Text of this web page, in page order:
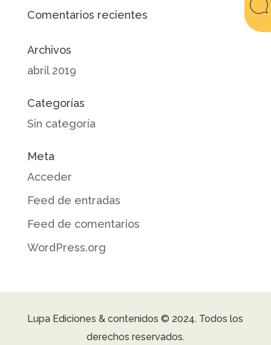
Comentarios recientes
Archivos
abril 2019
Categorías
Sin categoría
Meta
Acceder
Feed de entradas
Feed de comentarios
WordPress.org
Lupa Ediciones & contenidos © 2024. Todos los
derechos reservados.